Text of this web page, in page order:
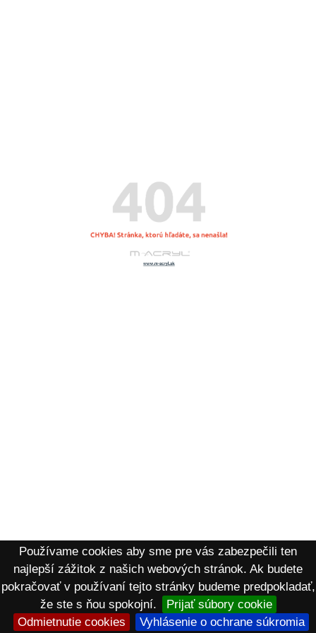
Používame cookies aby sme pre vás zabezpečili ten
najlepší zážitok z našich webových stránok. Ak budete
pokračovať v používaní tejto stránky budeme predpokladať,
že ste s ňou spokojní.
Prijať súbory cookie
Odmietnutie cookies
Vyhlásenie o ochrane súkromia